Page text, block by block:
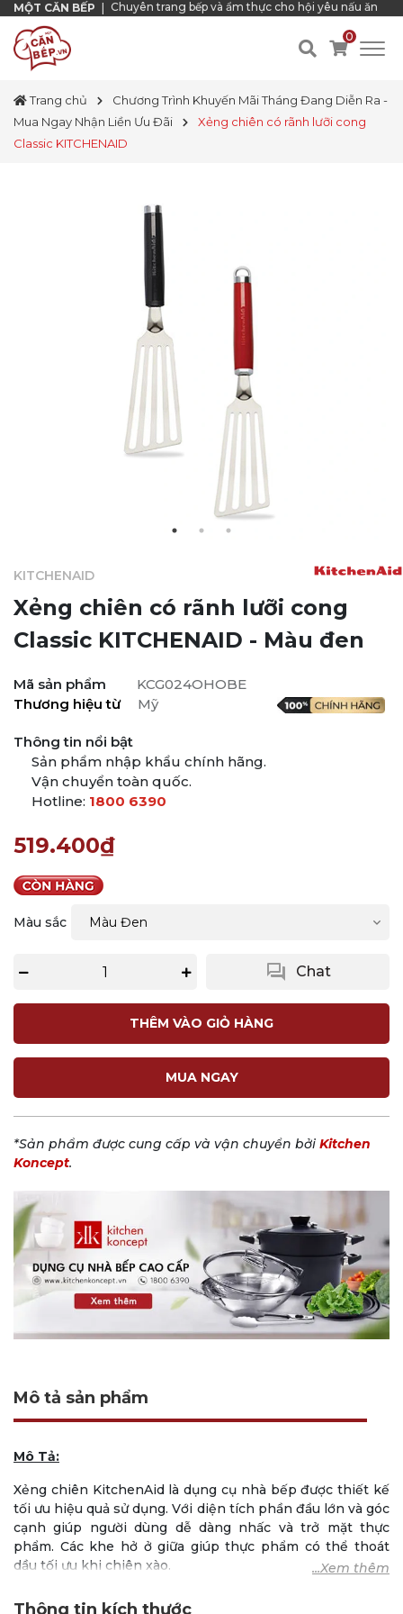
MỘT CĂN BẾP Chuyên trang bếp và ẩm thực cho hội yêu nấu ăn
0
Trang chủ
Chương Trình Khuyến Mãi Tháng Đang Diễn Ra -
Mua Ngay Nhận Liền Ưu Đãi
Xẻng chiên có rãnh lưỡi cong
Classic KITCHENAID
KITCHENAID
Xẻng chiên có rãnh lưỡi cong
Classic KITCHENAID - Màu đen
Mã sản phẩm
KCG024OHOBE
Thương hiệu từ
Mỹ
Thông tin nổi bật
Sản phẩm nhập khẩu chính hãng.
Vận chuyển toàn quốc.
Hotline: 1800 6390
519.400₫
Màu sắc
question_answer Chat
THÊM VÀO GIỎ HÀNG
MUA NGAY
*Sản phẩm được cung cấp và vận chuyển bởi Kitchen
Koncept.
Mô tả sản phẩm
Mô Tả:
Xẻng chiên KitchenAid là dụng cụ nhà bếp được thiết kế
tối ưu hiệu quả sử dụng. Với diện tích phần đầu lớn và góc
cạnh giúp người dùng dễ dàng nhấc và trở mặt thực
phẩm. Các khe hở ở giữa giúp thực phẩm có thể thoát
dầu tối ưu khi chiên xào.
Dụng cụ được làm bằng thép không gỉ cao cấp 18/8 cùng
Thông tin kích thước